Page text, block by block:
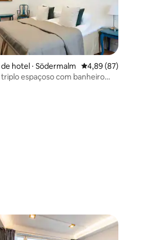
hotel ⋅ Södermalm 4,89 de uma
4,89 (87)
espaçoso com banheiro